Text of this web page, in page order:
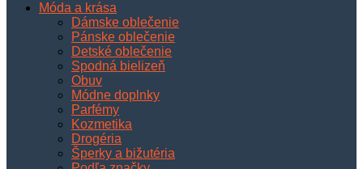
Móda a krása
Dámske oblečenie
Pánske oblečenie
Detské oblečenie
Spodná bielizeň
Obuv
Módne doplnky
Parfémy
Kozmetika
Drogéria
Šperky a bižutéria